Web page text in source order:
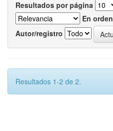
Resultados por página
En orden
Autor/registro
Resultados 1-2 de 2.